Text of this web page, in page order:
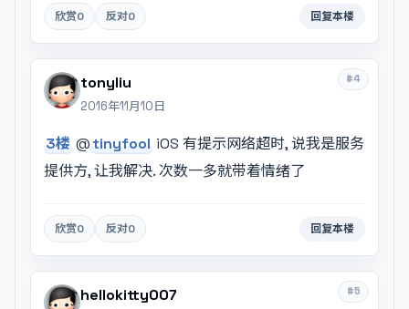
欣赏0 反对0 回复本楼
#4
tonyliu
2016年11月10日
3楼 @tinyfool iOS 有提示网络超时, 说我是服务
提供方, 让我解决. 次数一多就带着情绪了
欣赏0 反对0 回复本楼
#5
hellokitty007